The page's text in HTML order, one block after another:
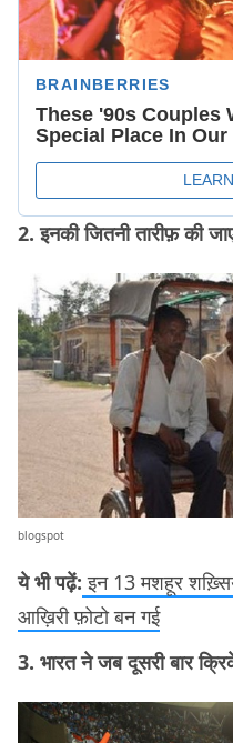
2. इनकी जितनी तारीफ़ की
blogspot
ये भी पढ़ें: इन 13 मशहूर
आख़िरी फ़ोटो बन गई
3. भारत ने जब दूसरी बार